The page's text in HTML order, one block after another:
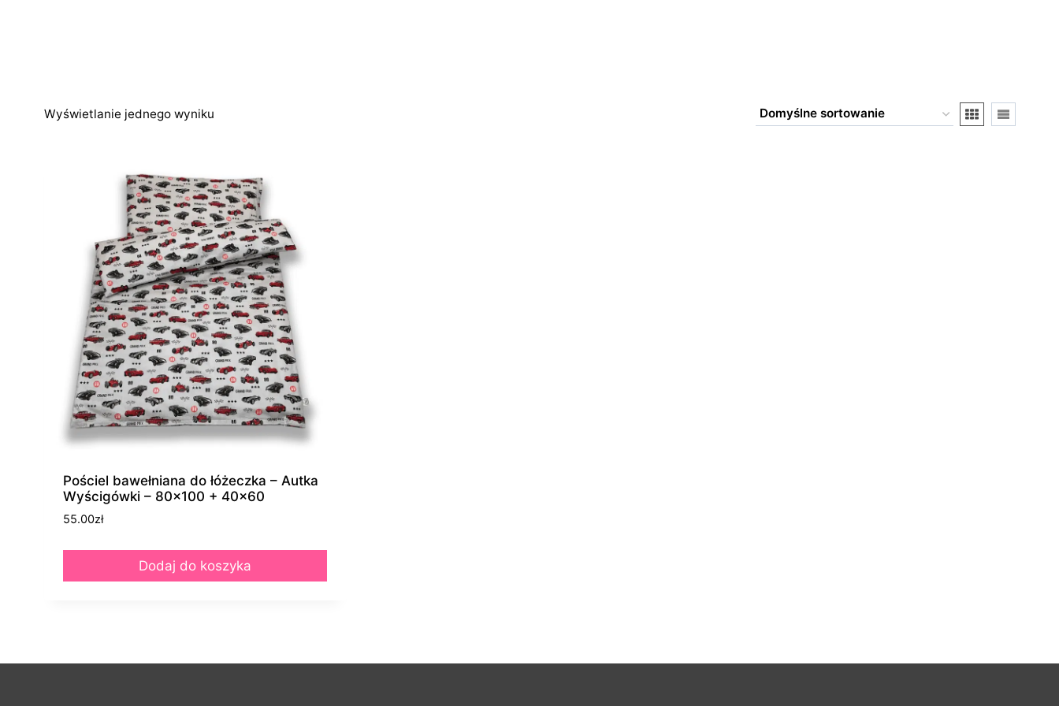
Wyświetlanie jednego wyniku
Pościel bawełniana do łóżeczka – Autka
Wyścigówki – 80×100 + 40×60
55.00zł
Dodaj do koszyka